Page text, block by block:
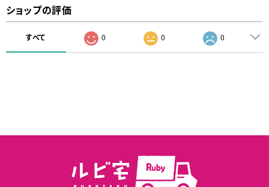
ショップの評価
すべて 0 0 0